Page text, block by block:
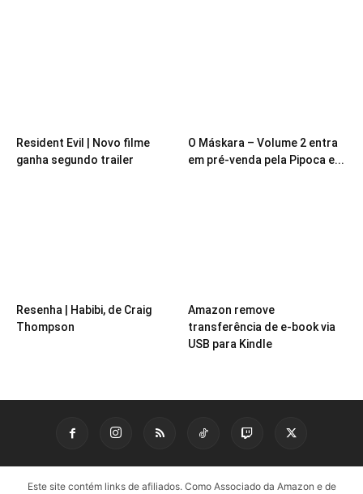
Resident Evil | Novo filme
ganha segundo trailer
O Máskara – Volume 2 entra
em pré-venda pela Pipoca e...
Resenha | Habibi, de Craig
Thompson
Amazon remove
transferência de e-book via
USB para Kindle
Este site contém links de afiliados. Como Associado da Amazon e de